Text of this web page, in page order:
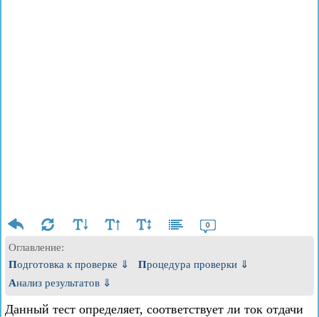
0
Оглавление:
Подготовка к проверке ⇓
Процедура проверки ⇓
Анализ результатов ⇓
Данный тест определяет, соответствует ли ток отдачи